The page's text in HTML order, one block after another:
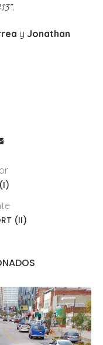
.
y Jonathan
(II)